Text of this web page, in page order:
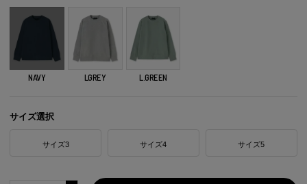
NAVY LGREY L.GREEN
サイズ選択
サイズ3 サイズ4 サイズ5